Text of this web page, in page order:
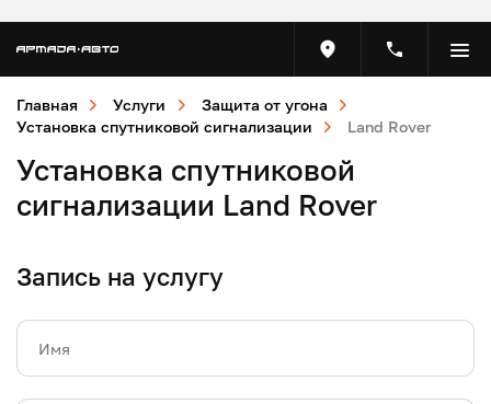
Главная Услуги
Защита от угона
Установка спутниковой сигнализации
Land Rover
Установка спутниковой
сигнализации Land Rover
Запись на услугу
Имя